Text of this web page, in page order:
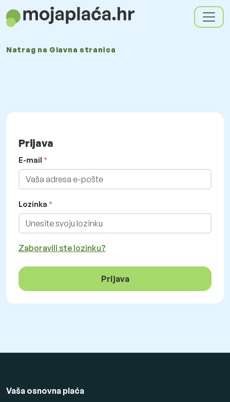
Natrag na Glavna stranica
Prijava
E-mail
Lozinka
Zaboravili ste lozinku?
Prijava
Vaša osnovna plaća